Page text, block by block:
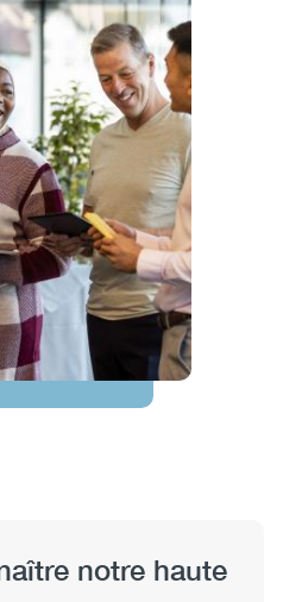
notre haute